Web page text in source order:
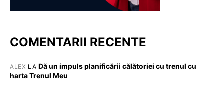
COMENTARII RECENTE
ALEX LA Dă un impuls planificării călătoriei cu trenul cu
harta Trenul Meu